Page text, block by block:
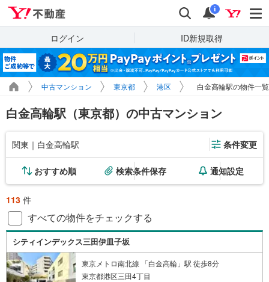
検索 通知
i
ログイン ID新規取得
中古マンション 東京都 港区 白金高輪駅の物件一覧
白金高輪駅（東京都）の中古マンション
関東｜白金高輪駅 条件変更
おすすめ順 検索条件保存 通知設定
113 件
すべての物件をチェックする
シティインデックス三田伊皿子坂
東京メトロ南北線 「白金高輪」駅 徒歩8分
東京都港区三田4丁目